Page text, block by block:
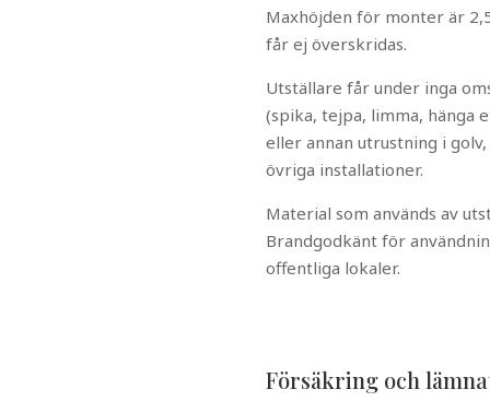
Maxhöjden för monter är
får ej överskridas.
Utställare får under inga
(spika, tejpa, limma, hänga
eller annan utrustning i
övriga installationer.
Material som används av
Brandgodkänt för
offentliga lokaler.
Försäkring och